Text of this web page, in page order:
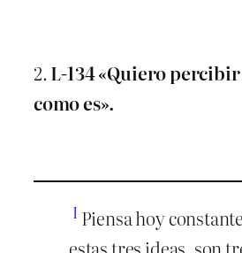
2.L-134 «Quiero
como es».
I Piensa hoy